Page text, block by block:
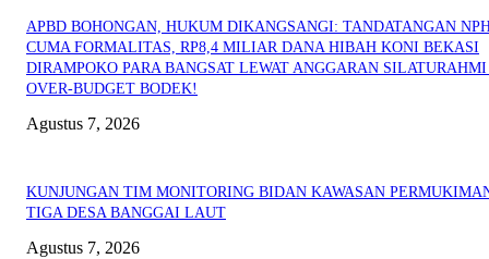
APBD BOHONGAN, HUKUM DIKANGSANGI: TANDATANGAN
CUMA FORMALITAS, RP8,4 MILIAR DANA HIBAH KONI BEKASI
DIRAMPOKO PARA BANGSAT LEWAT ANGGARAN
OVER-BUDGET BODEK!
Agustus 7, 2026
KUNJUNGAN TIM MONITORING BIDAN KAWASAN
TIGA DESA BANGGAI LAUT
Agustus 7, 2026